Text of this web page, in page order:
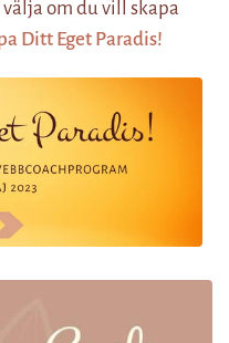
om du vill skapa
Ditt Eget Paradis!